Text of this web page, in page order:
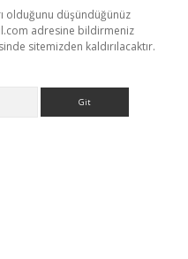
olduğunu düşündüğünüz
adresine bildirmeniz
sitemizden kaldırılacaktır.